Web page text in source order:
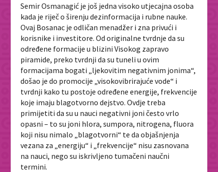
Semir Osmanagić je još jedna visoko utjecajna osoba
kada je riječ o širenju dezinformacija i rubne nauke.
Ovaj Bosanac je odličan menadžer i zna privući i
korisnike i investitore. Od originalne tvrdnje da su
određene formacije u blizini Visokog zapravo
piramide, preko tvrdnji da su tuneli u ovim
formacijama bogati „ljekovitim negativnim jonima“,
došao je do promocije „visokovibrirajuće vode“ i
tvrdnji kako tu postoje određene energije, frekvencije
koje imaju blagotvorno dejstvo. Ovdje treba
primijetiti da su u nauci negativni joni često vrlo
opasni – to su joni hlora, sumpora, nitrogena, fluora
koji nisu nimalo „blagotvorni“ te da objašnjenja
vezana za „energiju“ i „frekvencije“ nisu zasnovana
na nauci, nego su iskrivljeno tumačeni naučni
termini.